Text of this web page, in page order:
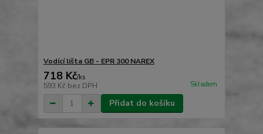
Vodící lišta GB - EPR 300 NAREX
718 Kč/ks
593 Kč bez DPH Skladem
Přidat do košíku